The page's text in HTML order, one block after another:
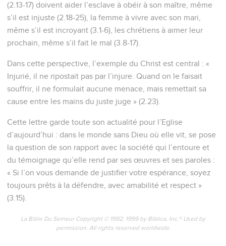
(2.13-17) doivent aider l’esclave à obéir à son maître, même
s’il est injuste (2.18-25), la femme à vivre avec son mari,
même s’il est incroyant (3.1-6), les chrétiens à aimer leur
prochain, même s’il fait le mal (3.8-17).
Dans cette perspective, l’exemple du Christ est central : «
Injurié, il ne ripostait pas par l’injure. Quand on le faisait
souffrir, il ne formulait aucune menace, mais remettait sa
cause entre les mains du juste juge » (2.23).
Cette lettre garde toute son actualité pour l’Eglise
d’aujourd’hui : dans le monde sans Dieu où elle vit, se pose
la question de son rapport avec la société qui l’entoure et
du témoignage qu’elle rend par ses œuvres et ses paroles :
« Si l’on vous demande de justifier votre espérance, soyez
toujours prêts à la défendre, avec amabilité et respect »
(3.15).
La Bible Du Semeur Copyright © 1992, 1999 by Biblica, Inc.® Used by
permission. All rights reserved worldwide.